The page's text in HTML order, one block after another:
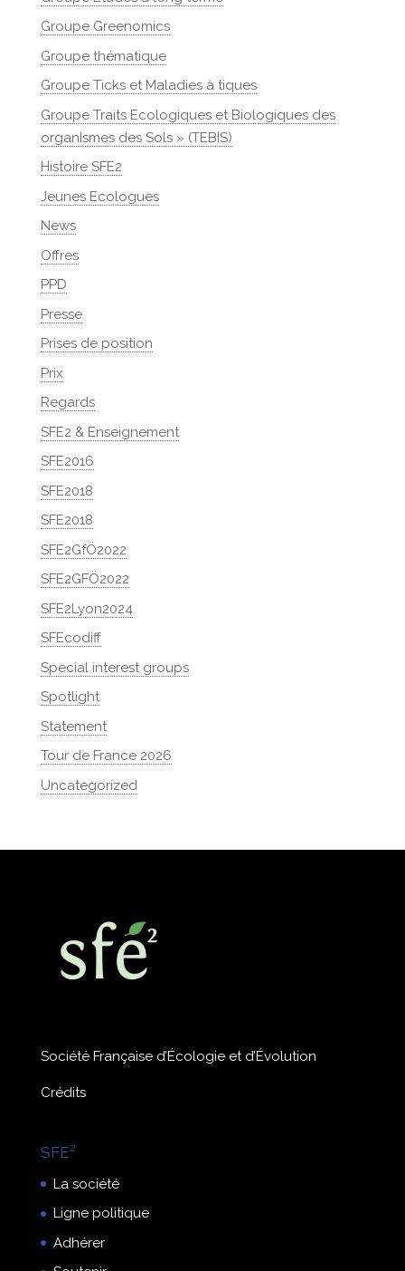
Groupe Greenomics
Groupe thématique
Groupe Ticks et Maladies à tiques
Groupe Traits Ecologiques et Biologiques des
organIsmes des Sols » (TEBIS)
Histoire SFE2
Jeunes Ecologues
News
Offres
PPD
Presse
Prises de position
Prix
Regards
SFE2 & Enseignement
SFE2016
SFE2018
SFE2018
SFE2GfÖ2022
SFE2GFÖ2022
SFE2Lyon2024
SFEcodiff
Special interest groups
Spotlight
Statement
Tour de France 2026
Uncategorized
Société Française d’Écologie et d’Évolution
Crédits
SFE²
La société
Ligne politique
Adhérer